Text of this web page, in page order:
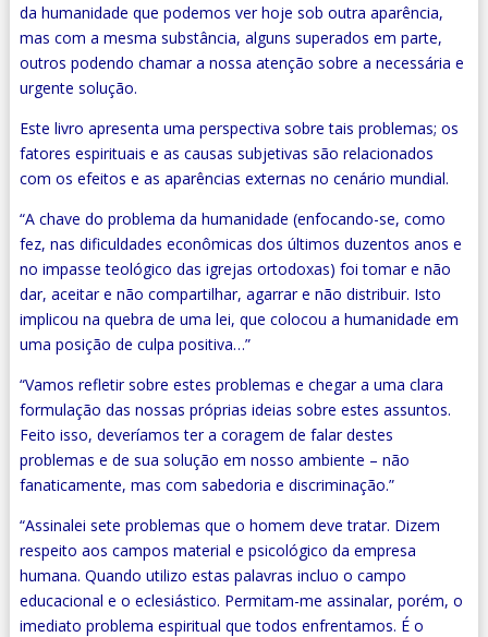
da humanidade que podemos ver hoje sob outra aparência,
mas com a mesma substância, alguns superados em parte,
outros podendo chamar a nossa atenção sobre a necessária e
urgente solução.
Este livro apresenta uma perspectiva sobre tais problemas; os
fatores espirituais e as causas subjetivas são relacionados
com os efeitos e as aparências externas no cenário mundial.
“A chave do problema da humanidade (enfocando-se, como
fez, nas dificuldades econômicas dos últimos duzentos anos e
no impasse teológico das igrejas ortodoxas) foi tomar e não
dar, aceitar e não compartilhar, agarrar e não distribuir. Isto
implicou na quebra de uma lei, que colocou a humanidade em
uma posição de culpa positiva…”
“Vamos refletir sobre estes problemas e chegar a uma clara
formulação das nossas próprias ideias sobre estes assuntos.
Feito isso, deveríamos ter a coragem de falar destes
problemas e de sua solução em nosso ambiente – não
fanaticamente, mas com sabedoria e discriminação.”
“Assinalei sete problemas que o homem deve tratar. Dizem
respeito aos campos material e psicológico da empresa
humana. Quando utilizo estas palavras incluo o campo
educacional e o eclesiástico. Permitam-me assinalar, porém, o
imediato problema espiritual que todos enfrentamos. É o